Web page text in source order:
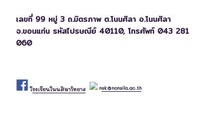
เลขที่ 99 หมู่ 3 ถ.มิตรภาพ ต.โนนศิลา อ.โนนศิลา
จ.ขอนแก่น รหัสไปรษณีย์ 40110, โทรศัพท์ 043 281
060
โรงเรียนโนนศิลาวิทยาคม nsk@nonsila.ac.th